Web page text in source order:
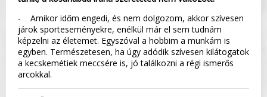
- Amikor időm engedi, és nem dolgozom, akkor szívesen
járok sporteseményekre, enélkül már el sem tudnám
képzelni az életemet. Egyszóval a hobbim a munkám is
egyben. Természetesen, ha úgy adódik szívesen kilátogatok
a kecskemétiek meccsére is, jó találkozni a régi ismerős
arcokkal.